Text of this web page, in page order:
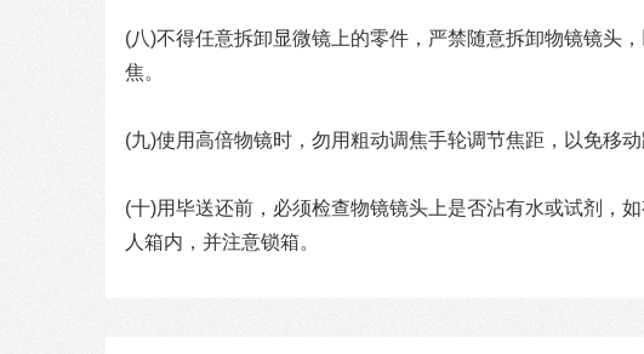
(八)不得任意拆卸显微镜上的零件，严禁随意拆卸物镜镜头
焦。
(九)使用高倍物镜时，勿用粗动调焦手轮调节焦距，以免移
(十)用毕送还前，必须检查物镜镜头上是否沾有水或试剂，
人箱内，并注意锁箱。